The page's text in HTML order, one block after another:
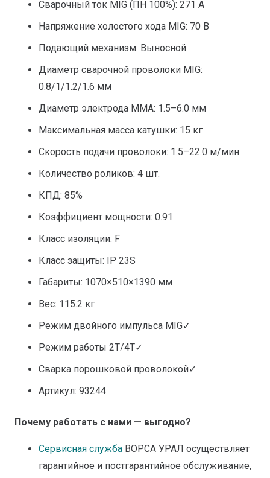
Сварочный ток MIG (ПН 100%): 271 А
Напряжение холостого хода MIG: 70 В
Подающий механизм: Выносной
Диаметр сварочной проволоки MIG:
0.8/1/1.2/1.6 мм
Диаметр электрода MMA: 1.5–6.0 мм
Максимальная масса катушки: 15 кг
Скорость подачи проволоки: 1.5–22.0 м/мин
Количество роликов: 4 шт.
КПД: 85%
Коэффициент мощности: 0.91
Класс изоляции: F
Класс защиты: IP 23S
Габариты: 1070×510×1390 мм
Вес: 115.2 кг
Режим двойного импульса MIG✓
Режим работы 2Т/4Т✓
Сварка порошковой проволокой✓
Артикул: 93244
Почему работать с нами — выгодно?
Сервисная служба ВОРСА УРАЛ осуществляет
гарантийное и постгарантийное обслуживание,